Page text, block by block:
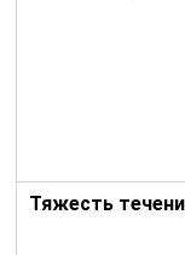
Тяжесть